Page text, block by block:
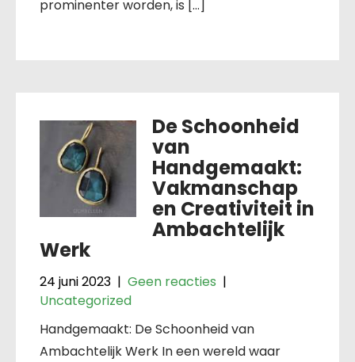
prominenter worden, is […]
De Schoonheid
van
Handgemaakt:
Vakmanschap
en Creativiteit in
Ambachtelijk
Werk
24 juni 2023 | Geen reacties |
Uncategorized
Handgemaakt: De Schoonheid van
Ambachtelijk Werk In een wereld waar